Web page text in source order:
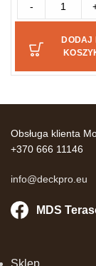
-
DODAJ
Obsługa klienta
+370 666 11146
info@deckpro.eu
MDS
Sklep